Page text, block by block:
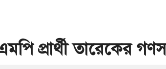
প্রার্থী তারেকের